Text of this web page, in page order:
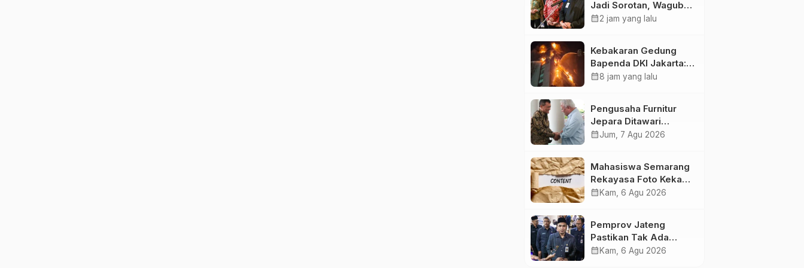
Jadi Sorotan, Wagub
Jateng: Ini PR Bersama
calendar_month2 jam yang lalu
Kebakaran Gedung
Bapenda DKI Jakarta:
20 Unit Pemadam dan
Kencang Jadi
Tantangan
calendar_month8 jam yang lalu
Pengusaha Furnitur
Jepara Ditawari
Perluasan Pangsa
calendar_monthJum, 7 Agu 2026
Mahasiswa Semarang
Rekayasa Foto Kekasih
Jadi Konten Cabul
calendar_month Kam, 6 Agu 2026
Pemprov Jateng
Pastikan Tak Ada
Kendala Pembayaran
calendar_month Kam, 6 Agu 2026